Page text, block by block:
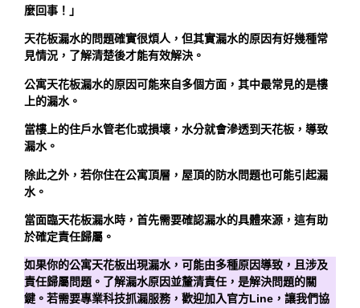
麼回事！」
天花板漏水的問題確實很煩人，但其實漏水的原因有好幾種常
見情況，了解清楚後才能有效解決。
公寓天花板漏水的原因可能來自多個方面，其中最常見的是樓
上的漏水。
當樓上的住戶水管老化或損壞，水分就會滲透到天花板，導致
漏水。
除此之外，若你住在公寓頂層，屋頂的防水問題也可能引起漏
水。
當面臨天花板漏水時，首先需要確認漏水的具體來源，這有助
於確定責任歸屬。
如果你的公寓天花板出現漏水，可能由多種原因導致，且涉及
責任歸屬問題。了解漏水原因並釐清責任，是解決問題的關
鍵。若需要專業科技抓漏服務，歡迎加入官方Line，讓我們協